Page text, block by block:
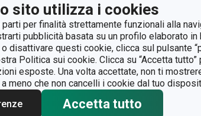
sito utilizza i cookies
per finalità strettamente funzionali alla
pubblicità basata su un profilo elaborato in
disattivare questi cookie, clicca sul pulsante
Politica sui cookie. Clicca su “Accetta tutto”
esposte. Una volta accettate, non ti
meno che non cancelli i cookie dal tuo
Accetta tutto